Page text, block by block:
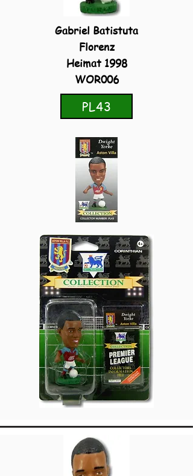
Gabriel Batistuta
Florenz
Heimat 1998
WOR006
PL43